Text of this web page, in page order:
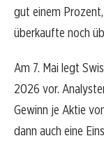
gut einem
überkaufte noch
Am 7. Mai legt
2026 vor.
Gewinn je Aktie
dann auch eine